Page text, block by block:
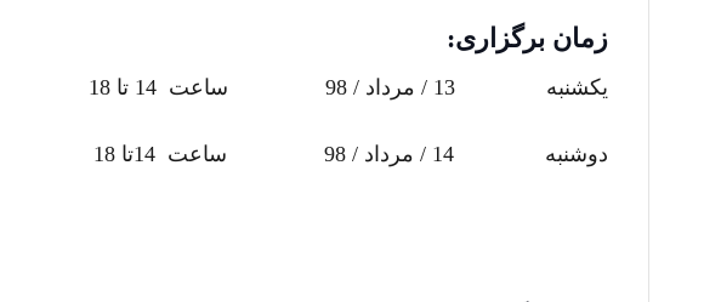
زمان برگزار ی:
یکشنبه 13 / مرداد / 98 ساعت 14 تا 18
دوشنبه 14 / مرداد / 98 ساعت 14تا 18